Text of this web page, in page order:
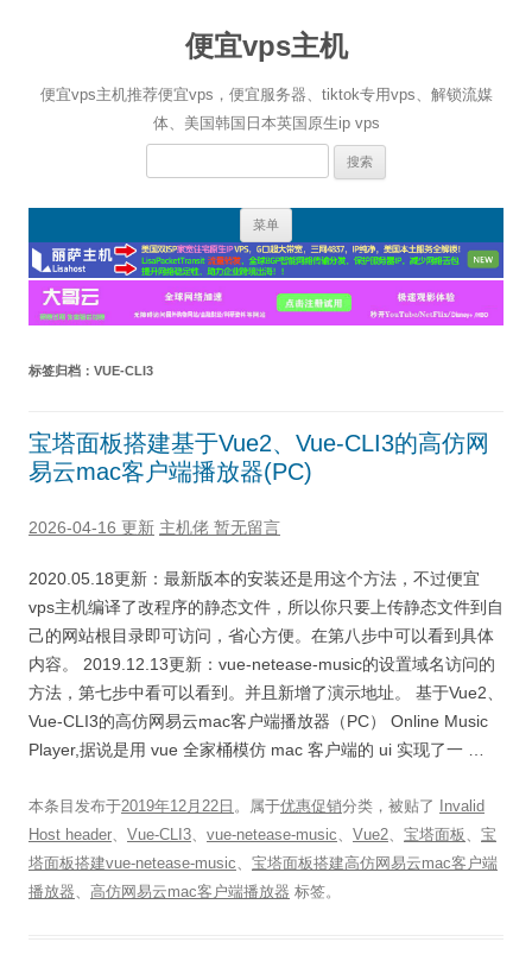
便宜vps主机
便宜vps主机推荐便宜vps，便宜服务器、tiktok专用vps、解锁流媒
体、美国韩国日本英国原生ip vps
搜
菜单
正
文
标签归档： VUE-CLI3
宝塔面板搭建基于Vue2、Vue-CLI3的高仿网
易云mac客户端播放器(PC)
2026-04-16 更新 主机佬 暂无留言
2020.05.18更新：最新版本的安装还是用这个方法，不过便宜
vps主机编译了改程序的静态文件，所以你只要上传静态文件到自
己的网站根目录即可访问，省心方便。在第八步中可以看到具体
内容。 2019.12.13更新：vue-netease-music的设置域名访问的
方法，第七步中看可以看到。并且新增了演示地址。 基于Vue2、
Vue-CLI3的高仿网易云mac客户端播放器（PC） Online Music
Player,据说是用 vue 全家桶模仿 mac 客户端的 ui 实现了一 …
本条目发布于2019年12月22日 。属于优惠促销分类，被贴了
Invalid
Host header
Vue-CLI3 vue-netease-music Vue2 宝塔面板
宝
塔面板搭建vue-netease-music
宝塔面板搭建高仿网易云mac客户端
播放器
高仿网易云mac客户端播放器 标签。